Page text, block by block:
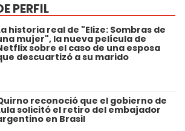
PERFIL
historia real de "Elize: Sombras de
mujer", la nueva película de
sobre el caso de una esposa
descuartizó a su marido
reconoció que el gobierno de
solicitó el retiro del embajador
en Brasil